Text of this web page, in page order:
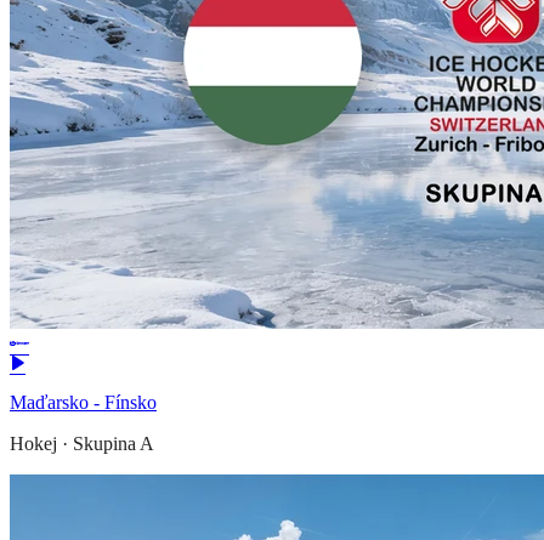
Maďarsko - Fínsko
Hokej · Skupina A